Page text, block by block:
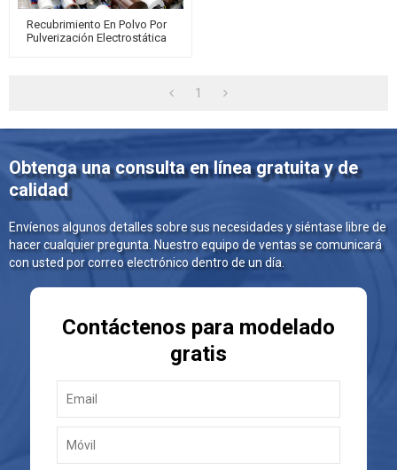
Recubrimiento En Polvo Por
Pulverización Electrostática
1
Obtenga una consulta en línea gratuita y de
calidad
Envíenos algunos detalles sobre sus necesidades y siéntase libre de
hacer cualquier pregunta. Nuestro equipo de ventas se comunicará
con usted por correo electrónico dentro de un día.
Contáctenos para modelado
gratis